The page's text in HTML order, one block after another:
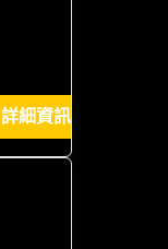
詳細資訊